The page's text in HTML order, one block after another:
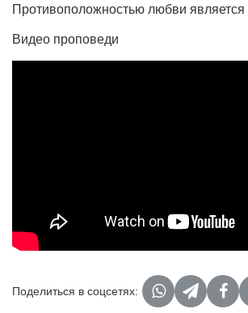
Противоположностью любви
Видео проповеди
Поделиться в соцсетях: